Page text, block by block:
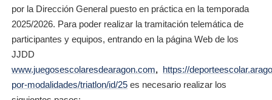
por la Dirección General puesto en práctica en la temporada
2025/2026. Para poder realizar la tramitación telemática de
participantes y equipos, entrando en la página Web de los
JJDD
www.juegosescolaresdearagon.com, https://
por-modalidades/triatlon/id/25 es necesario realizar los